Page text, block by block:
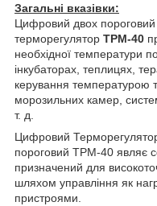
Загальні вказівки:
Цифровий двох
терморегулятор ТРМ-40
необхідної температури
інкубаторах, теплицях,
керування температурою
морозильних камер,
т. д.
Цифровий
пороговий ТРМ-40 являє
призначений для
шляхом управління як
пристроями.